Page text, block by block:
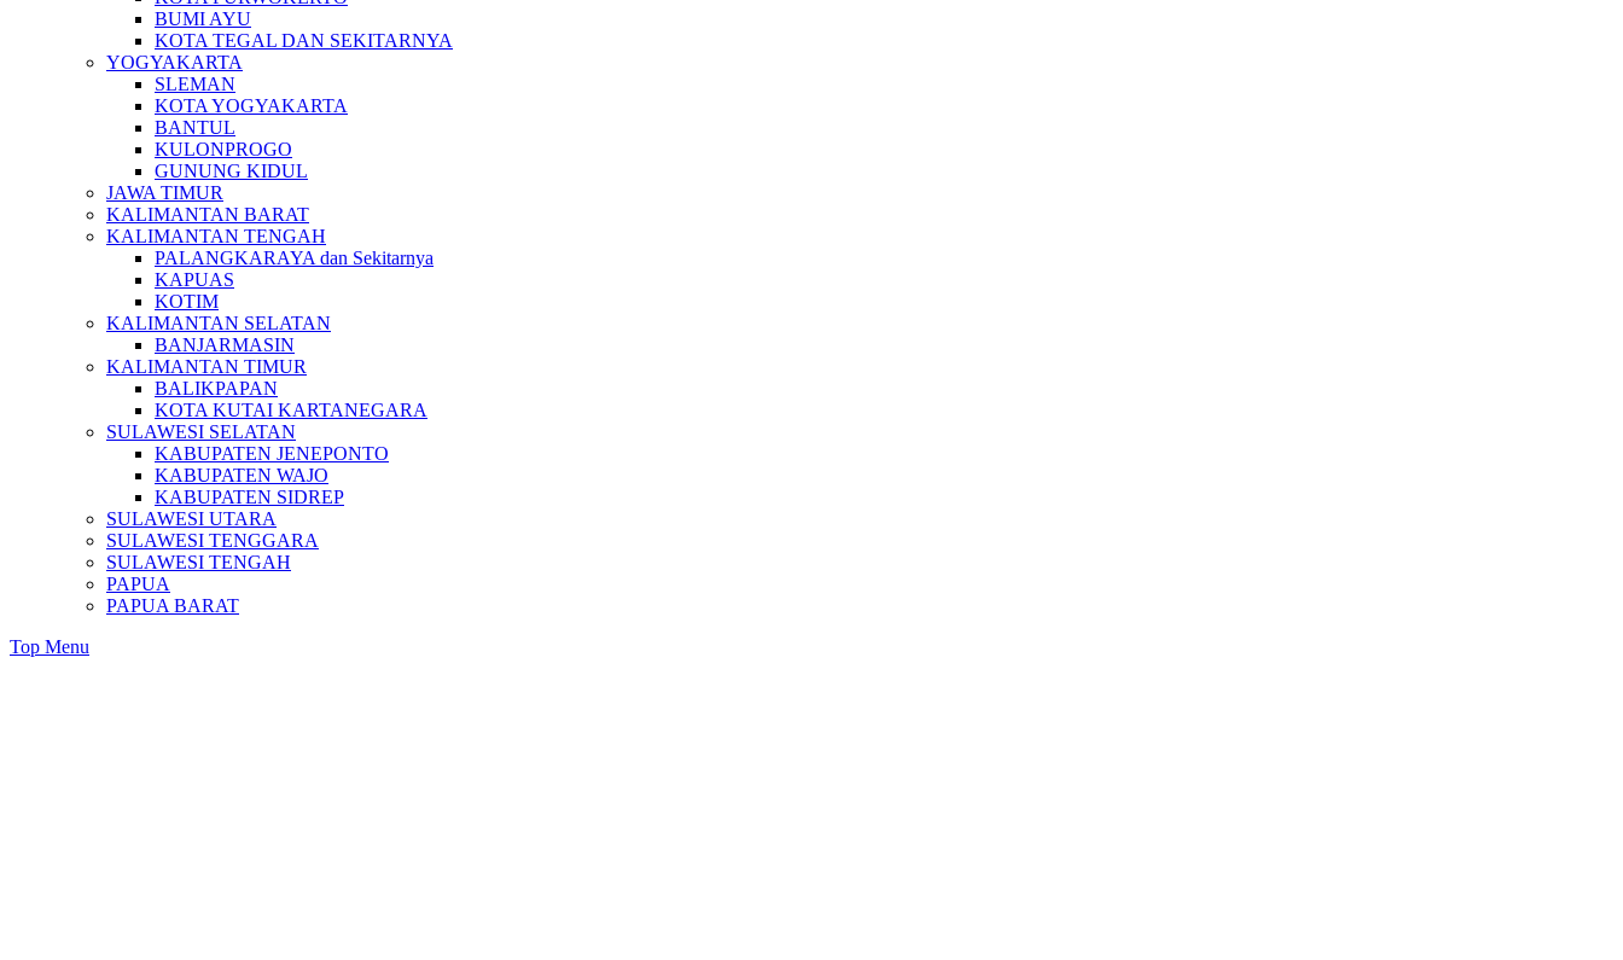
BUMI AYU
KOTA TEGAL DAN SEKITARNYA
YOGYAKARTA
SLEMAN
KOTA YOGYAKARTA
BANTUL
KULONPROGO
GUNUNG KIDUL
JAWA TIMUR
KALIMANTAN BARAT
KALIMANTAN TENGAH
PALANGKARAYA dan Sekitarnya
KAPUAS
KOTIM
KALIMANTAN SELATAN
BANJARMASIN
KALIMANTAN TIMUR
BALIKPAPAN
KOTA KUTAI KARTANEGARA
SULAWESI SELATAN
KABUPATEN JENEPONTO
KABUPATEN WAJO
KABUPATEN SIDREP
SULAWESI UTARA
SULAWESI TENGGARA
SULAWESI TENGAH
PAPUA
PAPUA BARAT
Top Menu